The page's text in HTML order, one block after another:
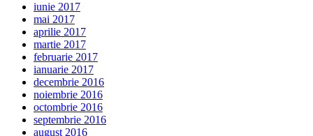
iunie 2017
mai 2017
aprilie 2017
martie 2017
februarie 2017
ianuarie 2017
decembrie 2016
noiembrie 2016
octombrie 2016
septembrie 2016
august 2016